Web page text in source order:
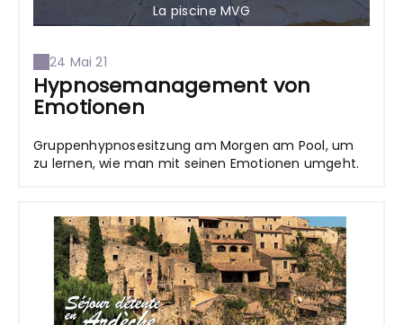
La piscine MVG
24 Mai 21
Hypnosemanagement von
Emotionen
Gruppenhypnosesitzung am Morgen am Pool, um
zu lernen, wie man mit seinen Emotionen umgeht.